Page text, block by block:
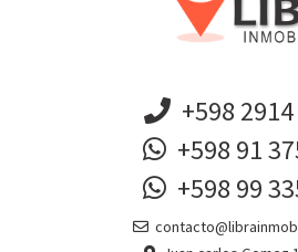
+598
+598 91
+598 99